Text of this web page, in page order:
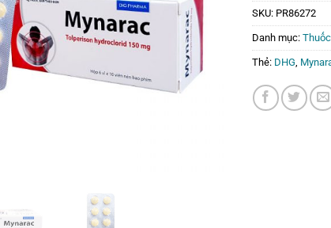
SKU: PR86272
Danh mục:
Thẻ: DHG